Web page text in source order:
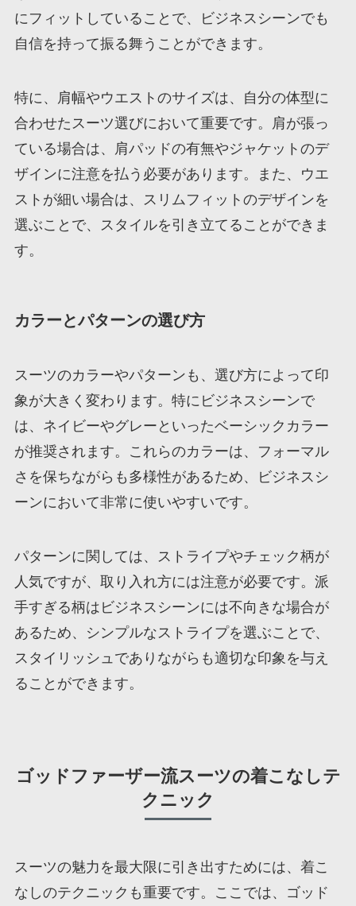
にフィットしていることで、ビジネスシーンでも
自信を持って振る舞うことができます。
特に、肩幅やウエストのサイズは、自分の体型に
合わせたスーツ選びにおいて重要です。肩が張っ
ている場合は、肩パッドの有無やジャケットのデ
ザインに注意を払う必要があります。また、ウエ
ストが細い場合は、スリムフィットのデザインを
選ぶことで、スタイルを引き立てることができま
す。
カラーとパターンの選び方
スーツのカラーやパターンも、選び方によって印
象が大きく変わります。特にビジネスシーンで
は、ネイビーやグレーといったベーシックカラー
が推奨されます。これらのカラーは、フォーマル
さを保ちながらも多様性があるため、ビジネスシ
ーンにおいて非常に使いやすいです。
パターンに関しては、ストライプやチェック柄が
人気ですが、取り入れ方には注意が必要です。派
手すぎる柄はビジネスシーンには不向きな場合が
あるため、シンプルなストライプを選ぶことで、
スタイリッシュでありながらも適切な印象を与え
ることができます。
ゴッドファーザー流スーツの着こなしテ
クニック
スーツの魅力を最大限に引き出すためには、着こ
なしのテクニックも重要です。ここでは、ゴッド